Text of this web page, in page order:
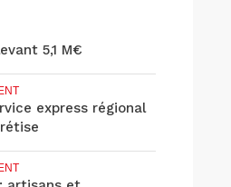
5,1 M€
express régional